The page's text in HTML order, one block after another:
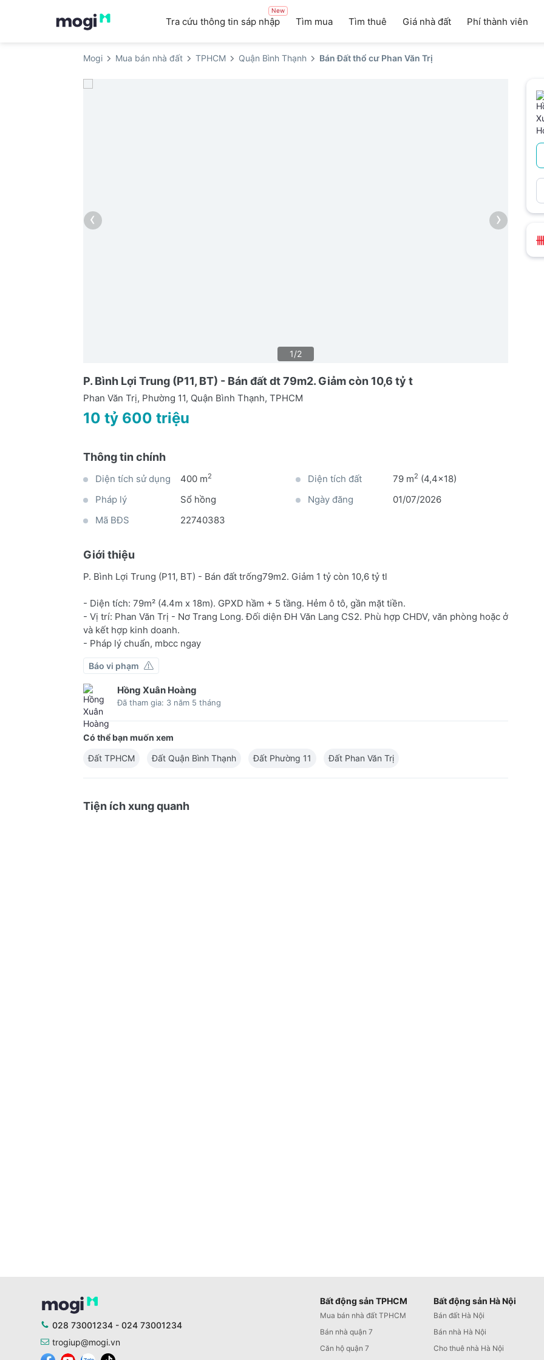
Tra cứu thông tin sáp nhập
New
Tìm mua Tìm thuê Giá nhà đất Phí thành viên
Mogi Mua bán nhà đất TPHCM Quận Bình Thạnh Bán Đất thổ cư Phan Văn Trị
‹ ›
1/2
P. Bình Lợi Trung (P11, BT) - Bán đất dt 79m2. Giảm còn 10,6 tỷ t
Phan Văn Trị, Phường 11, Quận Bình Thạnh, TPHCM
10 tỷ 600 triệu
Thông tin chính
Diện tích sử dụng 400 m2 Diện tích đất 79 m2 (4,4x18)
Pháp lý
Sổ hồng Ngày đăng
01/07/2026
Mã BĐS
22740383
Giới thiệu
P. Bình Lợi Trung (P11, BT) - Bán đất trống79m2. Giảm 1 tỷ còn 10,6 tỷ tl
- Diện tích: 79m² (4.4m x 18m). GPXD hầm + 5 tầng. Hẻm ô tô, gần mặt tiền.
- Vị trí: Phan Văn Trị - Nơ Trang Long. Đối diện ĐH Văn Lang CS2. Phù hợp CHDV, văn phòng hoặc ở
và kết hợp kinh doanh.
- Pháp lý chuẩn, mbcc ngay
Báo vi phạm
Hồng Xuân Hoàng
Đã tham gia: 3 năm 5 tháng
Có thể bạn muốn xem
Đất TPHCM
Đất Quận Bình Thạnh Đất Phường 11 Đất Phan Văn Trị
Tiện ích xung quanh
Bất động sản TPHCM
Mua bán nhà đất TPHCM
Bán nhà quận 7
Căn hộ quận 7
Bất động sản Hà Nội
Bán đất Hà Nội
Bán nhà Hà Nội
Cho thuê nhà Hà Nội
028 73001234 - 024 73001234
trogiup@mogi.vn